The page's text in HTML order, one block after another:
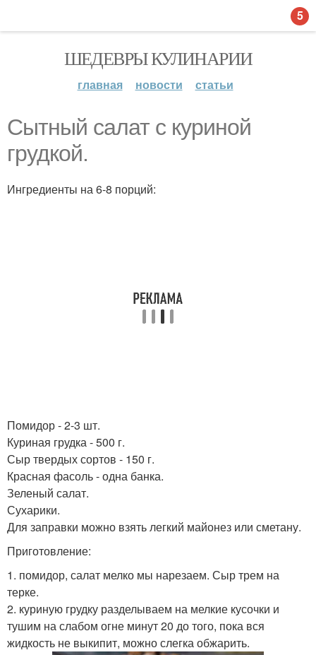
ШЕДЕВРЫ КУЛИНАРИИ
главная новости статьи
Сытный салат с куриной
грудкой.
Ингредиенты на 6-8 порций:
Помидор - 2-3 шт.
Куриная грудка - 500 г.
Сыр твердых сортов - 150 г.
Красная фасоль - одна банка.
Зеленый салат.
Сухарики.
Для заправки можно взять легкий майонез или сметану.
Приготовление:
1. помидор, салат мелко мы нарезаем. Сыр трем на
терке.
2. куриную грудку разделываем на мелкие кусочки и
тушим на слабом огне минут 20 до того, пока вся
жидкость не выкипит, можно слегка обжарить.
5